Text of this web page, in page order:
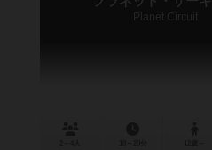
Planet Circuit